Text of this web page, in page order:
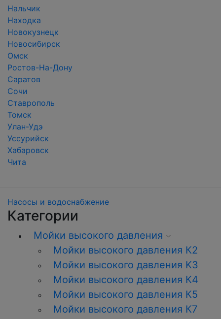
Нальчик
Находка
Новокузнецк
Новосибирск
Омск
Ростов-На-Дону
Саратов
Сочи
Ставрополь
Томск
Улан-Удэ
Уссурийск
Хабаровск
Чита
Насосы и водоснабжение
Категории
Мойки высокого давления
Мойки высокого давления К2
Мойки высокого давления K3
Мойки высокого давления К4
Мойки высокого давления К5
Мойки высокого давления К7